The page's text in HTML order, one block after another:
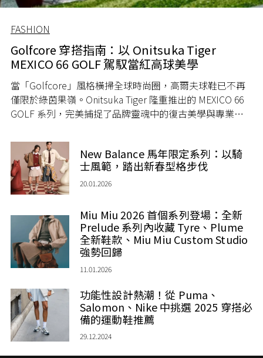
FASHION
Golfcore 穿搭指南：以 Onitsuka Tiger
MEXICO 66 GOLF 駕馭當紅高球美學
當「Golfcore」風格橫掃全球時尚圈，高爾夫球鞋已不再
僅限於綠茵果嶺。Onitsuka Tiger 隆重推出的 MEXICO 66
GOLF 系列，完美捕捉了品牌靈魂中的復古美學與專業運
的深度對談，專為追求極致質感、熱衷時尚實驗的都會專
業菁英量身打造，將高球運動無縫融入日常生活的時尚語
句中。
New Balance 馬年限定系列：以騎
士風範，踏出新春型格步伐
20.01.2026
Miu Miu 2026 首個系列登場：全新
Prelude 系列內收藏 Tyre、Plume
全新鞋款、Miu Miu Custom Studio
強勢回歸
11.01.2026
功能性設計熱潮！從 Puma、
Salomon、Nike 中挑選 2025 穿搭必
備的運動鞋推薦
29.12.2024